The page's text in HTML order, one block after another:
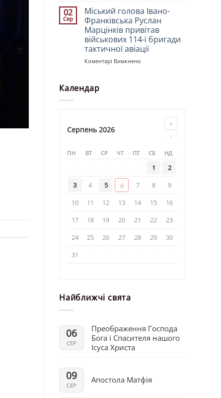
нашого
Ісуса
Христа
КНП
клінічного
онкологічного
центру
ІФ
02
Сер
Міський голова Івано-
Франківська Руслан
Марцінків привітав
військових 114-ї бригади
тактичної авіації
Коментарі Вимкнено
військових
бригади
авіації
Календар
Серпень 2026
‹
›
ПН ВТ СР ЧТ ПТ СБ НД
· · · · · 1
2
3
4 5 6 7 8
9
10
11 12 13 14 15
16
17
18 19 20 21 22
23
24
25 26 27 28 29
30
31
· · · · · ·
Найближчі свята
06
СЕР
Преображення Господа
Бога і Спасителя нашого
Ісуса Христа
09
СЕР
Апостола Матфія